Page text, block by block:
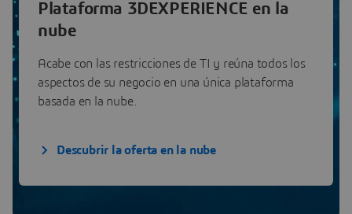
Plataforma 3DEXPERIENCE en la
nube
Acabe con las restricciones de TI y reúna todos los
aspectos de su negocio en una única plataforma
basada en la nube.
Descubrir la oferta en la nube